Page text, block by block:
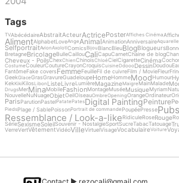
Tags
TVAbécédaireAbstraitActeurActricePosterAffiches Cinéma
AlimentAlphabetLoveAnge AnimalAnimationAnniversaireAquarelle
SelfportraitAvionAxolotlComicsBijou BlancBleuBlogBlogueurs
BretagneBricolageBulleCaillouCaliCapuCarnetChaine de blog
Cheveux - PoilsChexChienChinoisChloéCielCigaretteCinéma
CostumeCouleurCoutureCrayonCroquisCuisineDdoooDessinDoudou
FantômeFake coversFemmeFeuilleFil de cuivreFilm / MovieFleur
GeekGlaceGrasGravureGuadeloupeHomeHommeMoodHumour
KekKikiKilosLibon ListeLivreLumièreMagazineMaigre MainMalade
DrugsMerMinaMobileFashionMontageMuséeMusiqueMyriam
NouvelleNuNuageObjetOeilOiseauOmbreOpeningOrangeOrdinateur
ParisParutionPastelPatatePatesDigital PaintingPeinture
PiedsPlage / SablePoissonPortrait de commande PoupéePressePubs
Ressemblance / Look-a-likeRidiculeRoseRouge
SérieSexismeSoleilSouvenir - NostalgieSportSucreTabacTatouage
VerreVertVêtementVidéoVilleVirtuelVisageVocabulaireVoiture